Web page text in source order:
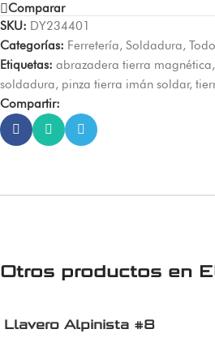
Comparar
SKU: DY234401
Categorías: Ferretería, Soldadura,
Etiquetas: abrazadera tierra magnética,
soldadura, pinza tierra imán soldar,
Compartir:
Otros productos en
Llavero Alpinista #8